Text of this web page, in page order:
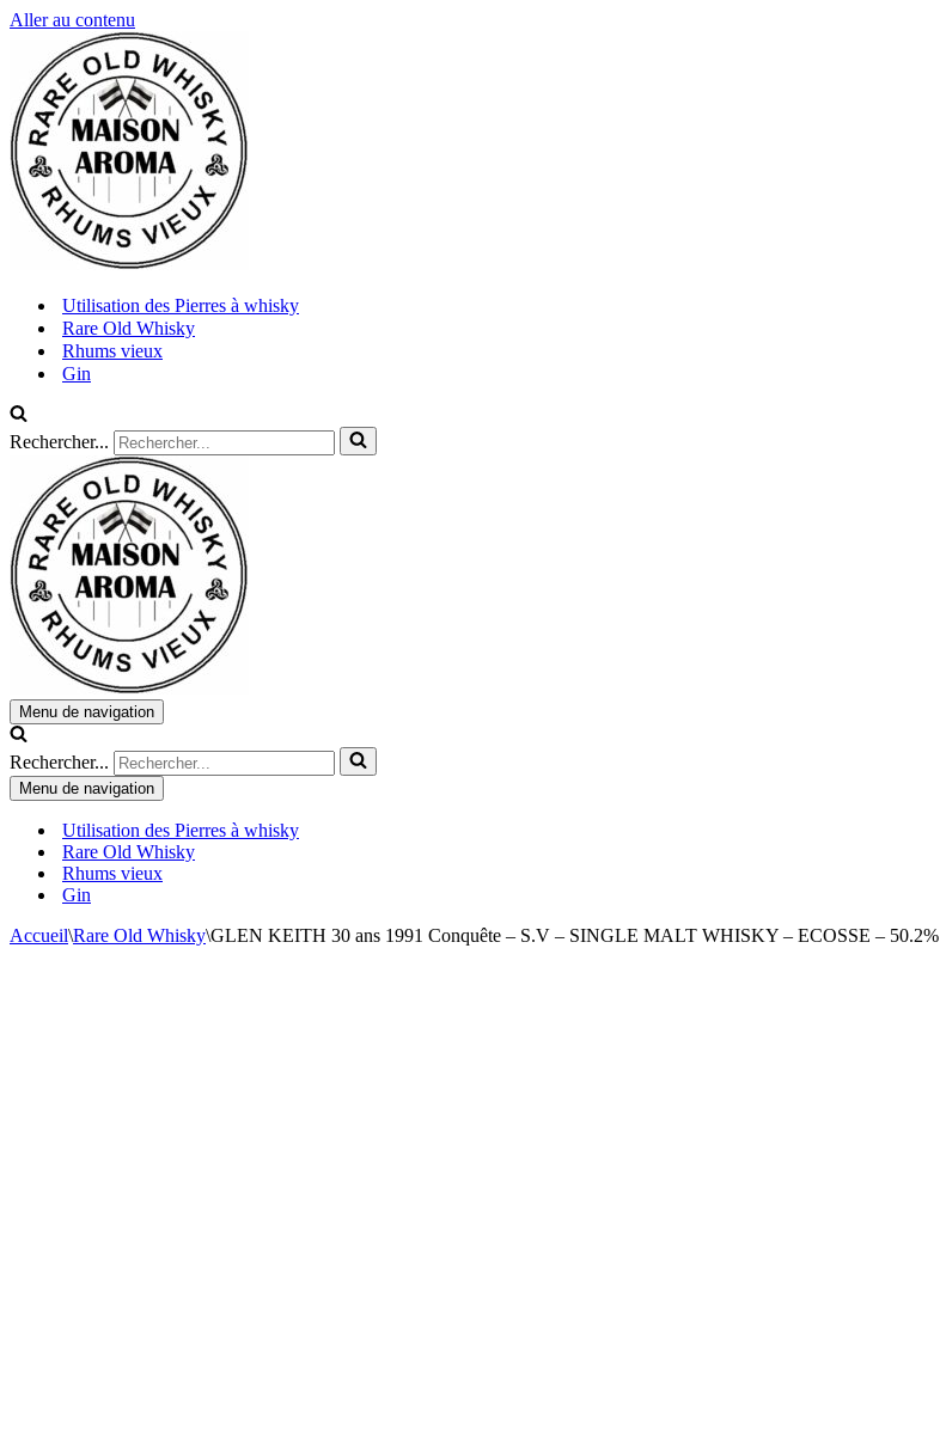
Aller au contenu
Utilisation des Pierres à whisky
Rare Old Whisky
Rhums vieux
Gin
Rechercher...
Menu de navigation
Rechercher...
Menu de navigation
Utilisation des Pierres à whisky
Rare Old Whisky
Rhums vieux
Gin
Accueil\Rare Old Whisky\GLEN KEITH 30 ans 1991 Conquête – S.V – SINGLE MALT WHISKY – ECOSSE – 50.2%